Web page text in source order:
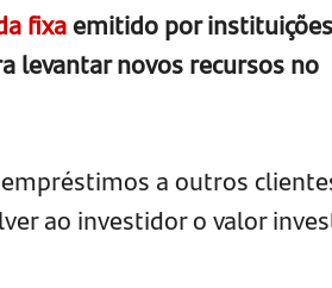
fixaemitido por instituições
levantar novos recursos no
a outros
ao investidor o valor